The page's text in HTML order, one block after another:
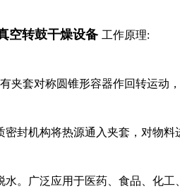
空转鼓干燥设备 工作原理:
夹套对称圆锥形容器作回转运动
密封机构将热源通入夹套，对物
水。广泛应用于医药、食品、化